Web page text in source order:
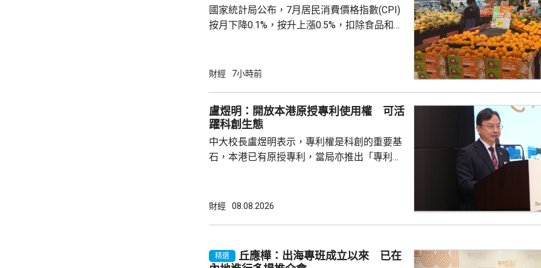
國家統計局公布，7月居民消費價格指數(CPI)
按月下降0.1%，按升上漲0.5%，扣除食品和能
下降0.7%，按年上漲3.5%，漲幅比上月回落
動，令國內汽油價格下降10.7%；而PPI則受
到輸入性因素和季節性因素影響，國內相關...
財經 7小時前
盧煜明：開放本港原授專利使用權 可活
躍科創生態
中大校長盧煜明表示，專利權是科創的重要基
石，本港已有原授專利，當局亦推出「專利
使用，相信會有更多人來港申請專利，活躍本
產出獨角獸企業，必須依賴其他市場，例如大
灣區，及解決專利權方面弱點。盧煜明表示，
財經 08.08.2026
精選
丘應樺：出海專班成立以來 已在